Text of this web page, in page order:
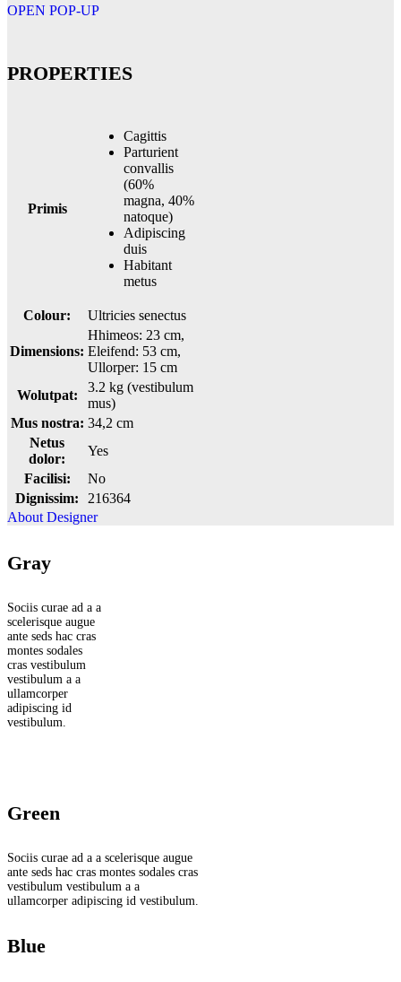
OPEN POP-UP
PROPERTIES
Primis
Cagittis
Parturient
convallis
(60%
magna, 40%
natoque)
Adipiscing
duis
Habitant
metus
Colour: Ultricies senectus
Dimensions:
Hhimeos: 23 cm,
Eleifend: 53 cm,
Ullorper: 15 cm
Wolutpat:
3.2 kg (vestibulum
mus)
Mus nostra: 34,2 cm
Netus
dolor:
Yes
Facilisi:
No
Dignissim:
216364
About Designer
Gray
Sociis curae ad a a
scelerisque augue
ante seds hac cras
montes sodales
cras vestibulum
vestibulum a a
ullamcorper
adipiscing id
vestibulum.
Green
Sociis curae ad a a scelerisque augue
ante seds hac cras montes sodales cras
vestibulum vestibulum a a
ullamcorper adipiscing id vestibulum.
Blue